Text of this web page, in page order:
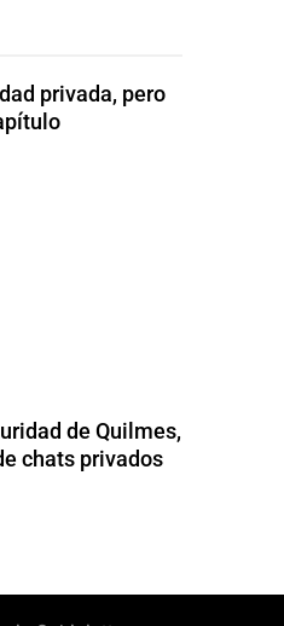
privada, pero
de Quilmes,
chats privados